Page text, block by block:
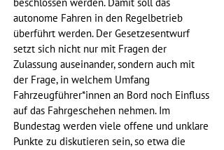
beschlossen werden. Damit soll das
autonome Fahren in den Regelbetrieb
überführt werden. Der Gesetzesentwurf
setzt sich nicht nur mit Fragen der
Zulassung auseinander, sondern auch mit
der Frage, in welchem Umfang
Fahrzeugführer*innen an Bord noch Einfluss
auf das Fahrgeschehen nehmen. Im
Bundestag werden viele offene und unklare
Punkte zu diskutieren sein, so etwa die